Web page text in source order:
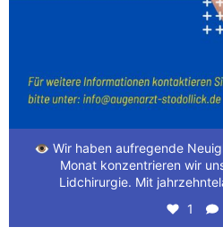
👁️ Wir haben aufregende
Monat konzentrieren wir
Lidchirurgie. Mit
1